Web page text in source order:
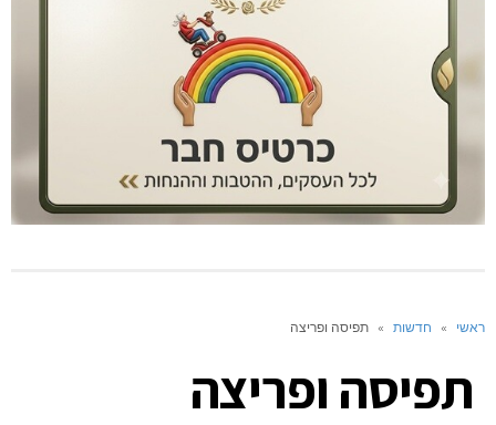
ראשי » חדשות » תפיסה ופריצה
תפיסה ופריצה